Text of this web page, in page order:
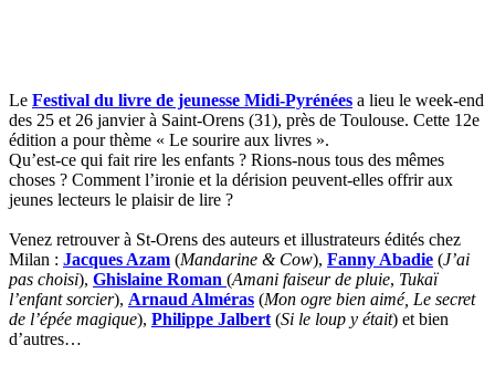
Le Festival du livre de jeunesse Midi-Pyrénées a lieu le week-end
des 25 et 26 janvier à Saint-Orens (31), près de Toulouse. Cette 12e
édition a pour thème « Le sourire aux livres ».
Qu’est-ce qui fait rire les enfants ? Rions-nous tous des mêmes
choses ? Comment l’ironie et la dérision peuvent-elles offrir aux
jeunes lecteurs le plaisir de lire ?
Venez retrouver à St-Orens des auteurs et illustrateurs édités chez
Milan : Jacques Azam (Mandarine & Cow), Fanny Abadie (J’ai
pas choisi), Ghislaine Roman (Amani faiseur de pluie, Tukaï
l’enfant sorcier), Arnaud Alméras (Mon ogre bien aimé, Le secret
de l’épée magique), Philippe Jalbert (Si le loup y était) et bien
d’autres…